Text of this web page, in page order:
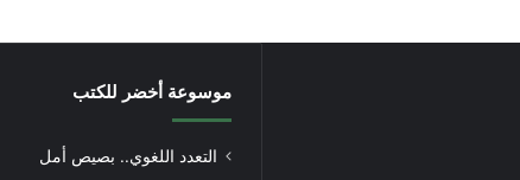
موسوعة أخضر للكتب
التعدد اللغوي.. بصيص أمل